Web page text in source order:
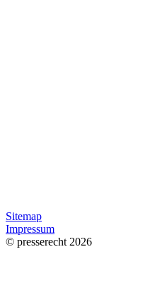
Sitemap
Impressum
© presserecht 2026